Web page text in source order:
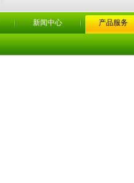
新闻中心 产品服务